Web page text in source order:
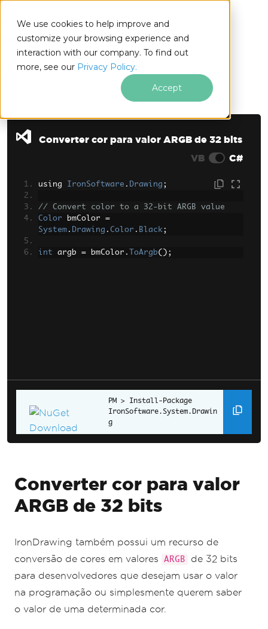
We use cookies to help improve and
customize your browsing experience and
interaction with our company. To find out
more, see our Privacy Policy.
Accept
.NET
Ir para o conteúdo do rodapé
Converter cor para valor ARGB de 32 bits
VB
C#
using IronSoftware . Drawing ;
// Convert color to a 32-bit ARGB value
Color bmColor =
System . Drawing . Color . Black;
int argb = bmColor . ToArgb();
Install-Package
IronSoftware.System.Drawin
g
Converter cor para valor
ARGB de 32 bits
IronDrawing também possui um recurso de
conversão de cores em valores
ARGB
de 32 bits
para desenvolvedores que desejam usar o valor
na programação ou simplesmente querem saber
o valor de uma determinada cor.